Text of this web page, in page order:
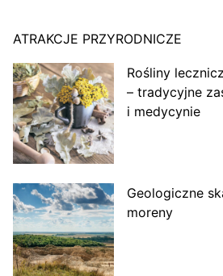
ATRAKCJE PRZYRODNICZE
Rośliny
– tradycyjne
i medycynie
Geologiczne
moreny